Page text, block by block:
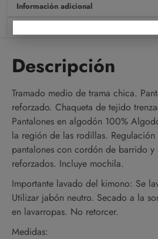
Información adicional
Descripción
Tramado medio de trama chica.
reforzado. Chaqueta de tejido
Pantalones en algodón 100%
la región de las rodillas.
pantalones con cordón de barrido y
reforzados. Incluye mochila.
Importante lavado del kimono: Se
Utilizar jabón neutro. Secado a la
en lavarropas. No retorcer.
Medidas: